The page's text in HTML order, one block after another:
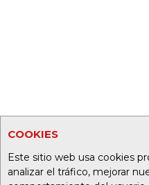
COOKIES
Este sitio web usa cookies
analizar el tráfico, mejorar